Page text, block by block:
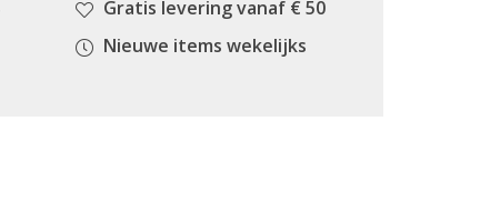
Gratis levering vanaf € 50
Nieuwe items wekelijks